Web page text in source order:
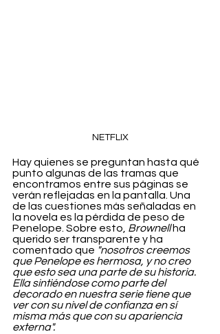
NETFLIX
Hay quienes se preguntan hasta qué
punto algunas de las tramas que
encontramos entre sus páginas se
verán reflejadas en la pantalla. Una
de las cuestiones más señaladas en
la novela es la pérdida de peso de
Penelope. Sobre esto, Brownell ha
querido ser transparente y ha
comentado que "nosotros creemos
que Penelope es hermosa, y no creo
que esto sea una parte de su historia.
Ella sintiéndose como parte del
decorado en nuestra serie tiene que
ver con su nivel de confianza en sí
misma más que con su apariencia
externa".